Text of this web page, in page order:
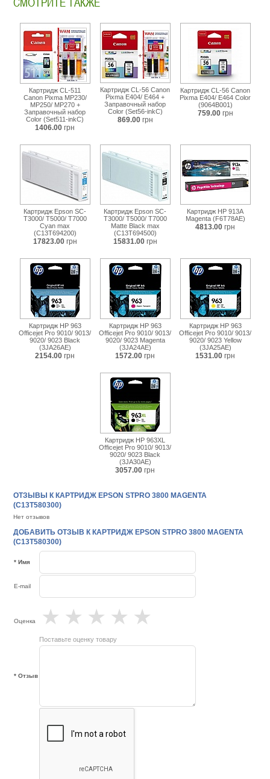
Картридж CL-511
Canon Pixma MP230/
MP250/ MP270 +
Заправочный набор
Color (Set511-inkC)
1406.00 грн
Картридж CL-56 Canon
Pixma E404/ E464 +
Заправочный набор
Color (Set56-inkC)
869.00 грн
Картридж CL-56 Canon
Pixma E404/ E464 Color
(9064B001)
759.00 грн
Картридж Epson SC-
T3000/ T5000/ T7000
Cyan max
(C13T694200)
17823.00 грн
Картридж Epson SC-
T3000/ T5000/ T7000
Matte Black max
(C13T694500)
15831.00 грн
Картридж HP 913A
Magenta (F6T78AE)
4813.00 грн
Картридж HP 963
Officejet Pro 9010/ 9013/
9020/ 9023 Black
(3JA26AE)
2154.00 грн
Картридж HP 963
Officejet Pro 9010/ 9013/
9020/ 9023 Magenta
(3JA24AE)
1572.00 грн
Картридж HP 963
Officejet Pro 9010/ 9013/
9020/ 9023 Yellow
(3JA25AE)
1531.00 грн
Картридж HP 963XL
Officejet Pro 9010/ 9013/
9020/ 9023 Black
(3JA30AE)
3057.00 грн
ОТЗЫВЫ К КАРТРИДЖ EPSON STPRO 3800 MAGENTA
(C13T580300)
Нет отзывов
ДОБАВИТЬ ОТЗЫВ К КАРТРИДЖ EPSON STPRO 3800 MAGENTA
(C13T580300)
* Имя
E-mail
Оценка ★
★
★
★
★
Поставьте оценку товару
* Отзыв